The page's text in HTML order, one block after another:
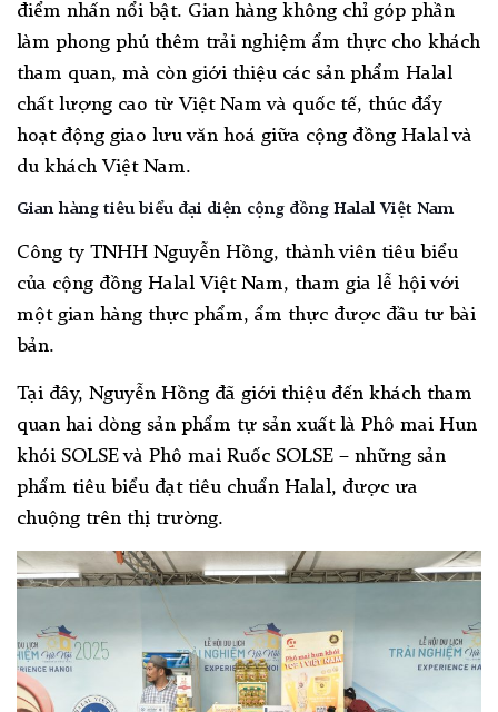
điểm nhấn nổi bật. Gian hàng không chỉ góp phần
làm phong phú thêm trải nghiệm ẩm thực cho khách
tham quan, mà còn giới thiệu các sản phẩm Halal
chất lượng cao từ Việt Nam và quốc tế, thúc đẩy
hoạt động giao lưu văn hoá giữa cộng đồng Halal và
du khách Việt Nam.
Gian hàng tiêu biểu đại diện cộng đồng Halal Việt Nam
Công ty TNHH Nguyễn Hồng, thành viên tiêu biểu
của cộng đồng Halal Việt Nam, tham gia lễ hội với
một gian hàng thực phẩm, ẩm thực được đầu tư bài
bản.
Tại đây, Nguyễn Hồng đã giới thiệu đến khách tham
quan hai dòng sản phẩm tự sản xuất là Phô mai Hun
khói SOLSE và Phô mai Ruốc SOLSE – những sản
phẩm tiêu biểu đạt tiêu chuẩn Halal, được ưa
chuộng trên thị trường.